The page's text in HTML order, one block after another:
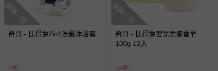
搶購一空
奇哥 - 比得兔2in1洗髮沐浴露
9折
搶購一空
奇哥 - 比得兔嬰兒柔膚香皂
100g 12入
68折